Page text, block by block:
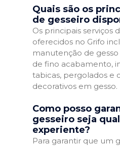
Quais são os
de gesseiro
Os principais serviços
oferecidos no Grifo
manutenção de
de fino acabamento,
tabicas, pergolados e
decorativos em gesso.
Como posso
gesseiro seja
experiente?
Para garantir que um